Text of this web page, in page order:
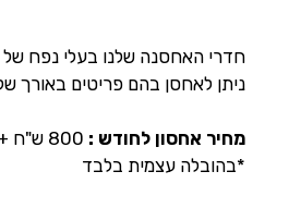
חדרי האחסנה שלנו בעלי נפח של 20 קוב.
ניתן לאחסן בהם פריטים באורך של עד 3
מחיר אחסון לחודש :
*בהובלה עצמית בלבד